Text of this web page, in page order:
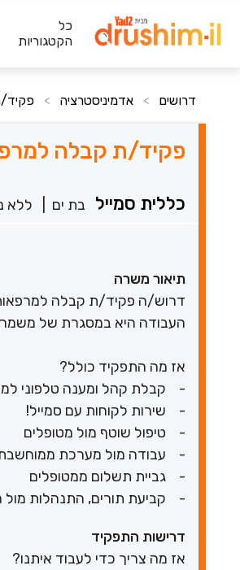
כל
הקטגוריות
דרושים > אדמיניסטרציה > פקיד/ת
פקיד/ת קבלה
כללית סמייל בת ים ללא
תיאור משרה
דרוש/ה פקיד/ת קבלה למרפאות
העבודה היא במסגרת של
אז מה התפקיד כולל?
- קבלת קהל ומענה טלפוני
- שירות לקוחות עם סמייל!
- טיפול שוטף מול מטופלים
- עבודה מול מערכת
- גביית תשלום ממטופלים
- קביעת תורים, התנהלות מול
דרישות התפקיד
אז מה צריך כדי לעבוד איתנו?